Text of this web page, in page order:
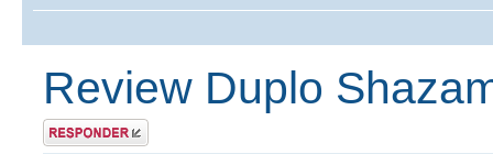
Review Duplo
Postar uma
resposta